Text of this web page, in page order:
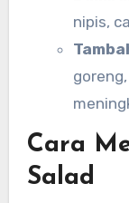
nipis,
Cara
Salad